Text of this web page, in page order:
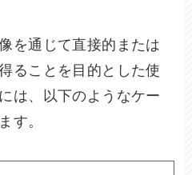
を通じて直接的または
ることを目的とした使
は、以下のようなケー
す。